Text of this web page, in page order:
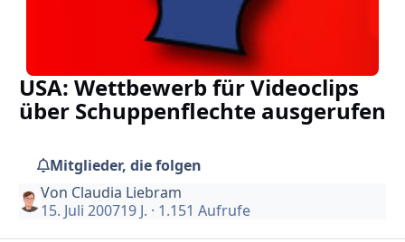
USA: Wettbewerb für Videoclips
über Schuppenflechte ausgerufen
Mitglieder, die folgen
Von Claudia Liebram
15. Juli 200719 J. · 1.151 Aufrufe